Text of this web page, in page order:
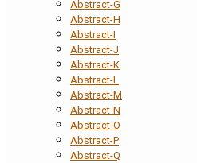
Abstract-G
Abstract-H
Abstract-I
Abstract-J
Abstract-K
Abstract-L
Abstract-M
Abstract-N
Abstract-O
Abstract-P
Abstract-Q